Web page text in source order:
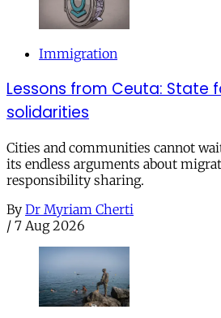
Immigration
Lessons from Ceuta: State
solidarities
Cities and communities cannot
its endless arguments about
responsibility sharing.
By Dr Myriam Cherti
/ 7 Aug 2026